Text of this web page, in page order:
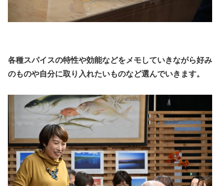
各種スパイスの特性や効能などをメモしていきながら好み
のものや自分に取り入れたいものなど選んでいきます。